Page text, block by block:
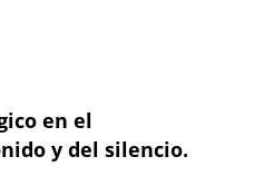
en el
y del silencio.